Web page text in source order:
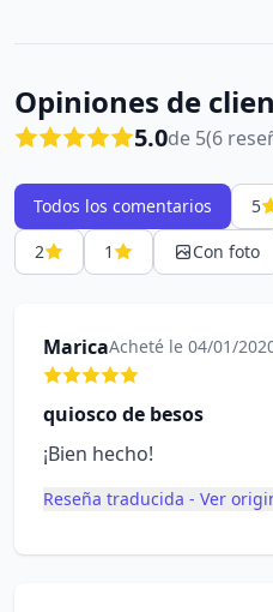
Opiniones de
5.0de 5(6
Todos los comentarios 5
2
1 Con foto
MaricaAcheté le 04/01/
quiosco de besos
¡Bien hecho!
Reseña traducida - Ver